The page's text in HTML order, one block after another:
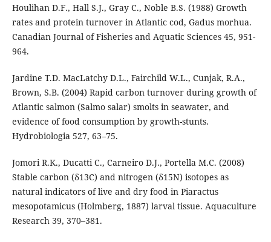
Houlihan D.F., Hall S.J., Gray C., Noble B.S. (1988) Growth
rates and protein turnover in Atlantic cod, Gadus morhua.
Canadian Journal of Fisheries and Aquatic Sciences 45, 951-
964.
Jardine T.D. MacLatchy D.L., Fairchild W.L., Cunjak, R.A.,
Brown, S.B. (2004) Rapid carbon turnover during growth of
Atlantic salmon (Salmo salar) smolts in seawater, and
evidence of food consumption by growth-stunts.
Hydrobiologia 527, 63–75.
Jomori R.K., Ducatti C., Carneiro D.J., Portella M.C. (2008)
Stable carbon (δ13C) and nitrogen (δ15N) isotopes as
natural indicators of live and dry food in Piaractus
mesopotamicus (Holmberg, 1887) larval tissue. Aquaculture
Research 39, 370–381.